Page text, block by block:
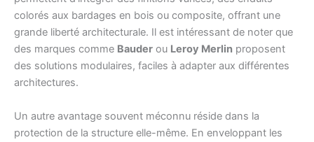
colorés aux bardages en bois ou composite, offrant une
grande liberté architecturale. Il est intéressant de noter que
des marques comme Bauder ou Leroy Merlin proposent
des solutions modulaires, faciles à adapter aux différentes
architectures.
Un autre avantage souvent méconnu réside dans la
protection de la structure elle-même. En enveloppant les